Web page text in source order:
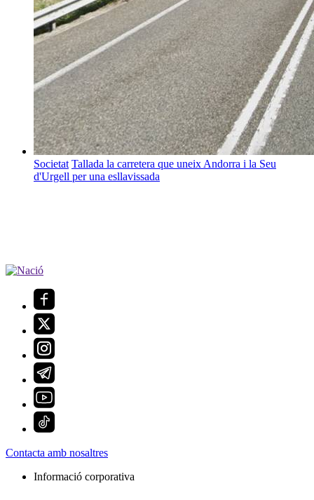
Societat Tallada la carretera que uneix Andorra i la Seu
d'Urgell per una esllavissada
Contacta amb nosaltres
Informació corporativa